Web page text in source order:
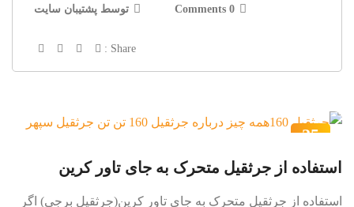
0 Comments توسط پشتیبان سایت
Share :
25
اردیبهشت
استفاده از جرثقیل متحرک به جای تاور کرین
استفاده از جرثقیل متحرک به جای تاور کرین(جرثقیل برجی) اگر